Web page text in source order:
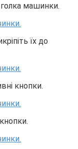
голка машинки.
їх до
кнопки.